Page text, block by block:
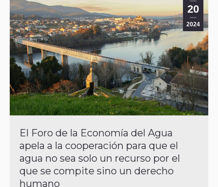
20
2024
El Foro de la Economía del Agua
apela a la cooperación para que el
agua no sea solo un recurso por el
que se compite sino un derecho
humano